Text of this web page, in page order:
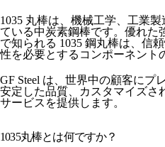
1035 丸棒は、機械工学、工業
ている中炭素鋼棒です。優れた
で知られる 1035 鋼丸棒は、信
性を必要とするコンポーネント
GF Steel は、世界中の顧客にプ
安定した品質、カスタマイズさ
サービスを提供します。
1035丸棒とは何ですか？